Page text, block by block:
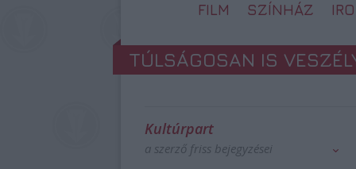
FILM SZÍNHÁZ
TÚLSÁGOSAN IS
Kultúrpart
a szerző friss bejegyzései